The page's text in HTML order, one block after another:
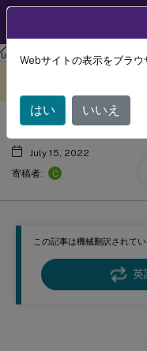
Session Recording
この記事は機械翻訳されて
英
ライブセッシ
July 15, 2022
寄稿者:
C
Webサイトの表示をブラ
はい いいえ